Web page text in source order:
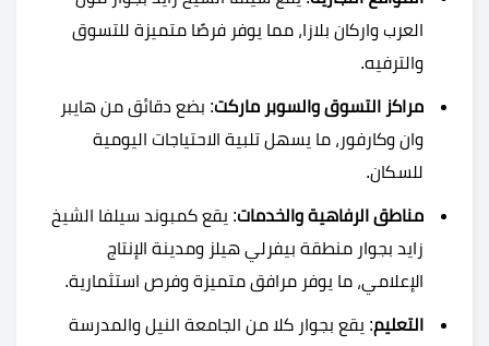
العرب واركان بلازا، مما يوفر فرصًا متميزة للتسوق
والترفيه.
مراكز التسوق والسوبر ماركت: بضع دقائق من هايبر
وان وكارفور، ما يسهل تلبية الاحتياجات اليومية
للسكان.
مناطق الرفاهية والخدمات: يقع كمبوند سيلفا الشيخ
زايد بجوار منطقة بيفرلي هيلز ومدينة الإنتاج
الإعلامي، ما يوفر مرافق متميزة وفرص استثمارية.
التعليم: يقع بجوار كلا من الجامعة النيل والمدرسة